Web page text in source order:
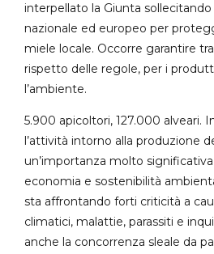
interpellato la Giunta sollecitando
nazionale ed europeo per
miele locale. Occorre garantire
rispetto delle regole, per i
l’ambiente.
5.900 apicoltori, 127.000 alveari.
l’attività intorno alla produzione
un’importanza molto
economia e sostenibilità
sta affrontando forti criticità a
climatici, malattie, parassiti e
anche la concorrenza sleale da